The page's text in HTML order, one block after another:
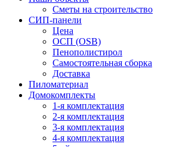
Сметы на строительство
СИП-панели
Цена
ОСП (OSB)
Пенополистирол
Самостоятельная сборка
Доставка
Пиломатериал
Домокомплекты
1-я комплектация
2-я комплектация
3-я комплектация
4-я комплектация